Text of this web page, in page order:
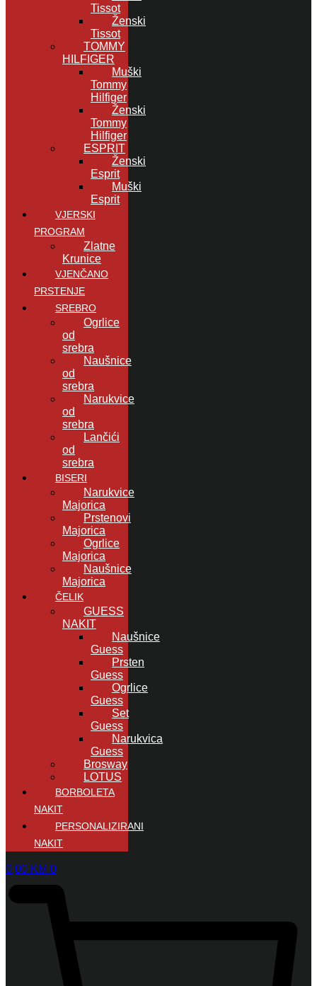
Tissot
Ženski
Tissot
TOMMY
HILFIGER
Muški
Tommy
Hilfiger
Ženski
Tommy
Hilfiger
ESPRIT
Ženski
Esprit
Muški
Esprit
VJERSKI
PROGRAM
Zlatne
Krunice
VJENČANO
PRSTENJE
SREBRO
Ogrlice
od
srebra
Naušnice
od
srebra
Narukvice
od
srebra
Lančići
od
srebra
BISERI
Narukvice
Majorica
Prstenovi
Majorica
Ogrlice
Majorica
Naušnice
Majorica
ČELIK
GUESS
NAKIT
Naušnice
Guess
Prsten
Guess
Ogrlice
Guess
Set
Guess
Narukvica
Guess
Brosway
LOTUS
BORBOLETA
NAKIT
PERSONALIZIRANI
NAKIT
0,00 KM 0